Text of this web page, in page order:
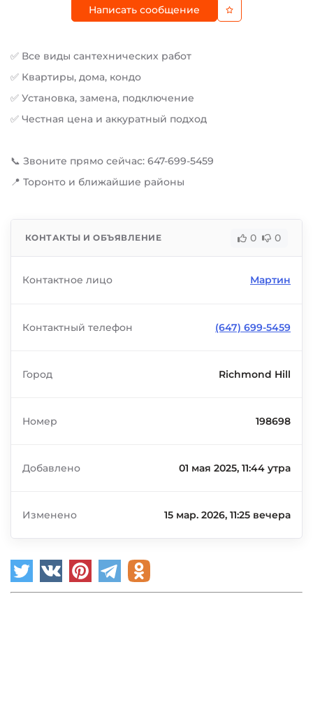
Написать сообщение
✅ Все виды сантехнических работ
✅ Квартиры, дома, кондо
✅ Установка, замена, подключение
✅ Честная цена и аккуратный подход
📞 Звоните прямо сейчас: 647-699-5459
📍 Торонто и ближайшие районы
КОНТАКТЫ И ОБЪЯВЛЕНИЕ 0 0
Контактное лицо Мартин
Контактный телефон (647) 699-5459
Город Richmond Hill
Номер 198698
Добавлено 01 мая 2025, 11:44 утра
Изменено 15 мар. 2026, 11:25 вечера